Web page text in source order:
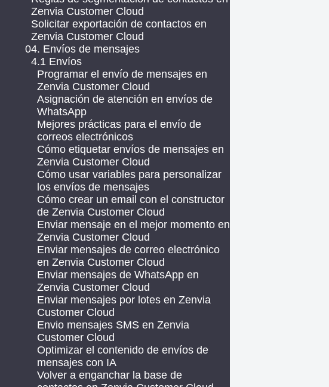
Zenvia Customer Cloud
Solicitar exportación de contactos en
Zenvia Customer Cloud
04. Envíos de mensajes
4.1 Envíos
Programar el envío de mensajes en
Zenvia Customer Cloud
Asignación de atención en envíos de
WhatsApp
Mejores prácticas para el envío de
correos electrónicos
Cómo etiquetar envíos de mensajes en
Zenvia Customer Cloud
Cómo usar variables para personalizar
los envíos de mensajes
Cómo crear un email con el constructor
de Zenvia Customer Cloud
Enviar mensaje en el mejor momento en
Zenvia Customer Cloud
Enviar mensajes de correo electrónico
en Zenvia Customer Cloud
Enviar mensajes de WhatsApp en
Zenvia Customer Cloud
Enviar mensajes por lotes en Zenvia
Customer Cloud
Envio mensajes SMS en Zenvia
Customer Cloud
Optimizar el contenido de envíos de
mensajes con IA
Volver a enganchar la base de